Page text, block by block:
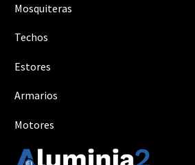
Mosquiteras
Techos
Estores
Armarios
Motores